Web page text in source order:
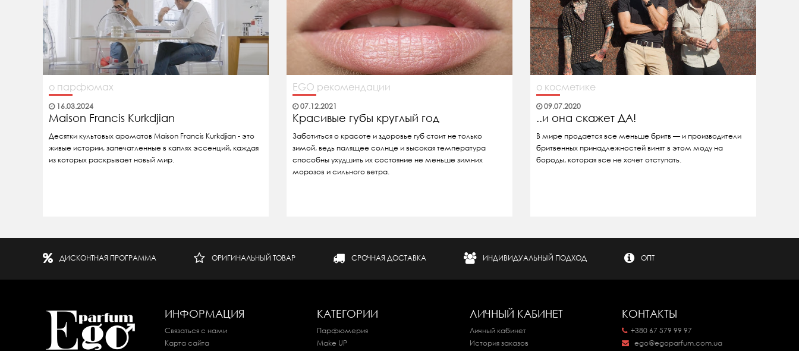
о парфюмах
16.03.2024
Maison Francis Kurkdjian
Десятки культовых ароматов Maison Francis Kurkdjian - это
живые истории, запечатленные в каплях эссенций, каждая
из которых раскрывает новый мир.
EGO рекомендации
07.12.2021
Красивые губы круглый год
Заботиться о красоте и здоровье губ стоит не только
зимой, ведь палящее солнце и высокая температура
способны ухудшить их состояние не меньше зимних
морозов и сильного ветра.
о косметике
09.07.2020
..и она скажет ДА!
В мире продается все меньше бритв — и производители
бритвенных принадлежностей винят в этом моду на
бороды, которая все не хочет отступать.
ДИСКОНТНАЯ ПРОГРАММА ОРИГИНАЛЬНЫЙ ТОВАР СРОЧНАЯ ДОСТАВКА ИНДИВИДУАЛЬНЫЙ ПОДХОД ОПТ
ИНФОРМАЦИЯ
Связаться с нами
Карта сайта
КАТЕГОРИИ
Парфюмерия
Make UP
ЛИЧНЫЙ КАБИНЕТ
Личный кабинет
История заказов
КОНТАКТЫ
+380 67 579 99 97
ego@egoparfum.com.ua